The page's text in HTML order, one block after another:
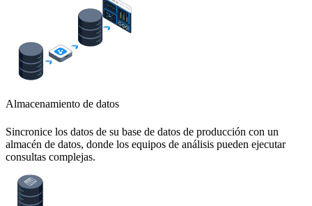
Almacenamiento de datos
Sincronice los datos de su base de datos de producción con un
almacén de datos, donde los equipos de análisis pueden ejecutar
consultas complejas.